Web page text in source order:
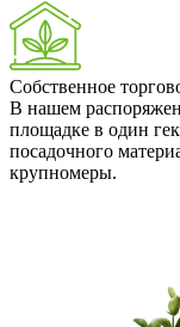
Собственное
В нашем
площадке в один
посадочного
крупномеры.